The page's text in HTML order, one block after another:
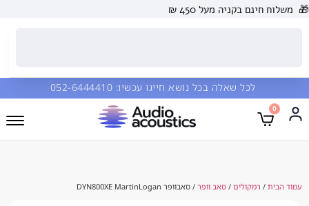
בקניה מעל 450 ₪
שאלה בכל נושא חייגו עכשיו: 052-6444410
/סאב וופר/ סאבוופר DYN800XE MartinLogan